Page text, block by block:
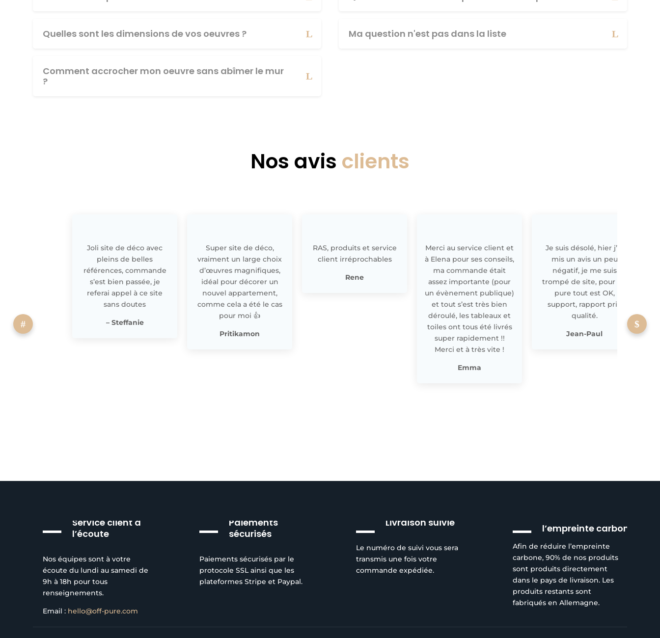
Quelles sont les dimensions de vos oeuvres ?
Comment accrocher mon oeuvre sans abîmer le mur
?
Ma question n'est pas dans la liste
Nos avis clients
Joli site de déco avec
pleins de belles
références, commande
s’est bien passée, je
referai appel à ce site
sans doutes
– Steffanie
Super site de déco,
vraiment un large choix
d’œuvres magnifiques,
idéal pour décorer un
nouvel appartement,
comme cela a été le cas
pour moi 👍
Pritikamon
RAS, produits et service
client irréprochables
Rene
Merci au service client et
à Elena pour ses conseils,
ma commande était
assez importante (pour
un évènement publique)
et tout s’est très bien
déroulé, les tableaux et
toiles ont tous été livrés
super rapidement !!
Merci et à très vite !
Emma
Je suis désolé, hier j’ai
mis un avis un peu
négatif, je me suis
trompé de site, pour off
pure tout est OK,
support, rapport prix
qualité.
Jean-Paul
Service client à
l’écoute
Nos équipes sont à votre
écoute du lundi au samedi de
9h à 18h pour tous
renseignements.
Email : hello@off-pure.com
Paiements
sécurisés
Paiements sécurisés par le
protocole SSL ainsi que les
plateformes Stripe et Paypal.
Livraison suivie
Le numéro de suivi vous sera
transmis une fois votre
commande expédiée.
l’empreinte carbone
Afin de réduire l’empreinte
carbone, 90% de nos produits
sont produits directement
dans le pays de livraison. Les
produits restants sont
fabriqués en Allemagne.